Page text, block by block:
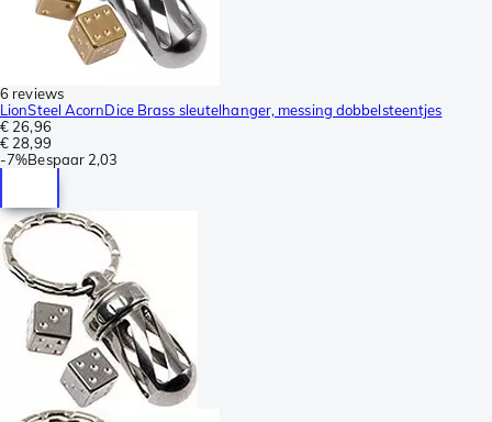
6 reviews
LionSteel AcornDice Brass sleutelhanger, messing dobbelsteentjes
€ 26,96
€ 28,99
-7%Bespaar 2,03